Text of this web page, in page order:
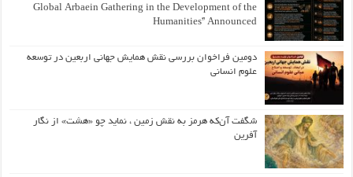
Global Arbaein Gathering in the Development of the
Humanities” Announced
دومین فراخوان بررسی نقش همایش جهانی اربعین در توسعه
علوم انسانی
شگفت آن‌که هرمز به نقش زمین ، نماید چو «هشت» از نگار
آفرین